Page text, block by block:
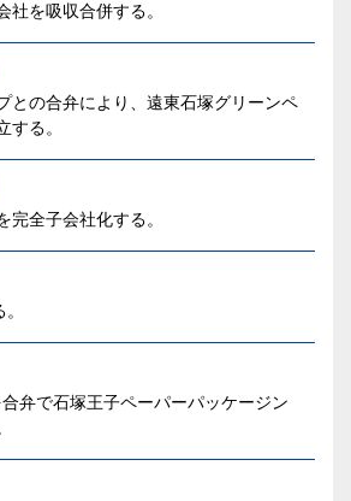
社を吸収合併する。
との合弁により、遠東石塚グリーンペ
する。
完全子会社化する。
弁で石塚王子ペーパーパッケージン